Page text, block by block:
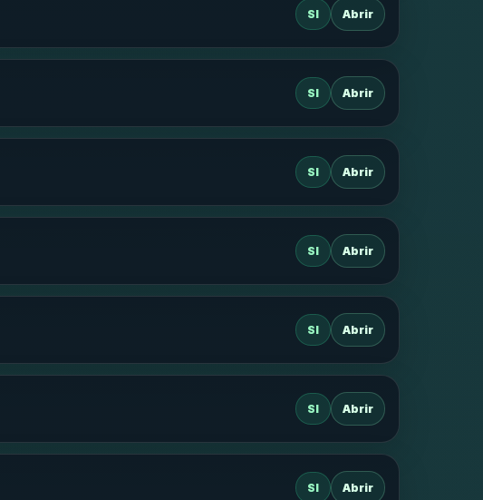
SI Abrir
SI Abrir
SI Abrir
SI Abrir
SI Abrir
SI Abrir
SI Abrir